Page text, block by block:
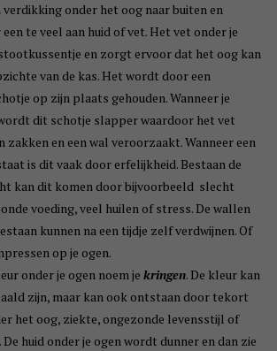
verdikking onder het oog naar buiten en
te veel aan huid of vet. Het vet onder je
en zorgt ervoor dat het oog kan
van de kas. Het wordt door een
op zijn plaats gehouden. Wanneer je
dit schotje slapper waardoor het vet
zakken en een wal veroorzaakt. Wanneer een
is dit vaak door erfelijkheid. Bestaan de
kan dit komen door bijvoorbeeld slecht
voeding, veel huilen of stress. De wallen
kunnen na een tijdje zelf verdwijnen. Of
op je ogen.
onder je ogen noem je kringen. De kleur kan
zijn, maar kan ook ontstaan door tekort
het oog, ziekte, ongezonde levensstijl of
huid onder je ogen wordt dunner en dan zie